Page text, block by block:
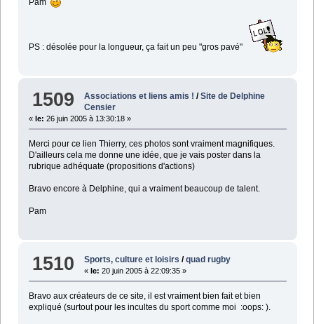
Pam
PS : désolée pour la longueur, ça fait un peu "gros pavé"
1509 Associations et liens amis ! /Site de Delphine
Censier
« le: 26 juin 2005 à 13:30:18 »
Merci pour ce lien Thierry, ces photos sont vraiment magnifiques.
D'ailleurs cela me donne une idée, que je vais poster dans la
rubrique adhéquate (propositions d'actions)
Bravo encore à Delphine, qui a vraiment beaucoup de talent.
Pam
1510 Sports, culture et loisirs /quad rugby
«le: 20 juin 2005 à 22:09:35 »
Bravo aux créateurs de ce site, il est vraiment bien fait et bien
expliqué (surtout pour les incultes du sport comme moi :oops: ).